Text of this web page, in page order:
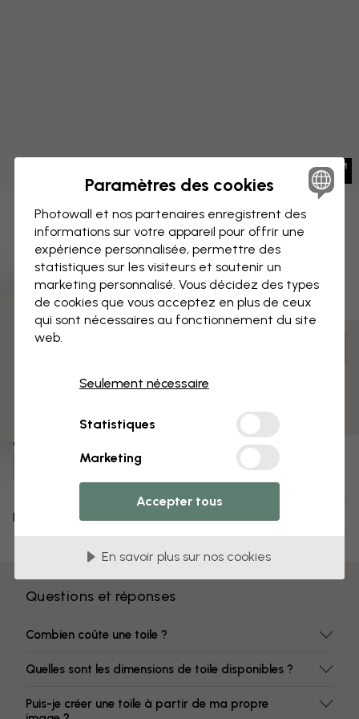
Plan de Paris multicolore
IMPRESSION SUR TOILE Enregistrer
Surface mate
Des couleurs qui ne s’estompent pas
Numéro d'article :
Livraison et retours
Questions et réponses
Combien coûte une toile ?
Quelles sont les dimensions de toile disponibles ?
Puis-je créer une toile à partir de ma propre
Paramètres des cookies
Photowall et nos partenaires enregistrent des
informations sur votre appareil pour offrir une
expérience personnalisée, permettre des
statistiques sur les visiteurs et soutenir un
marketing personnalisé. Vous décidez des types
de cookies que vous acceptez en plus de ceux
qui sont nécessaires au fonctionnement du site
web.
Seulement nécessaire
Statistiques
Marketing
Accepter tous
En savoir plus sur nos cookies